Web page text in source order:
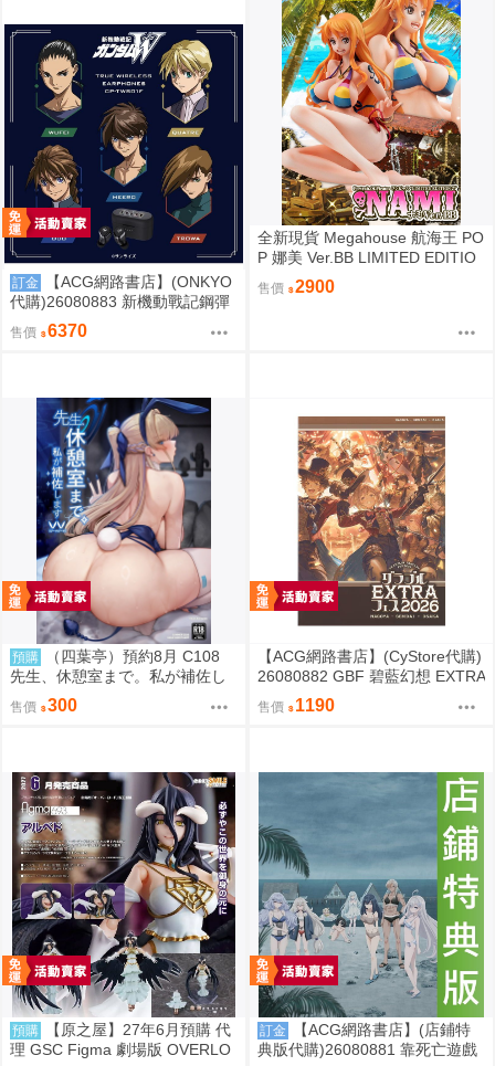
訂金
【ACG網路書店】(ONKYO
代購)26080883 新機動戰記鋼彈
W 聯名耳機 CP-TWS01F
售價 6370
全新現貨 Megahouse 航海王 PO
P 娜美 Ver.BB LIMITED EDITIO
N PVC
售價 2900
預購
（四葉亭）預約8月 C108
先生、休憩室まで。私が補佐し
ますVV かのぱん
售價 300
【ACG網路書店】(CyStore代購)
26080882 GBF 碧藍幻想 EXTRA
Fes 2026 場刊 附:序號
售價 1190
預購
【原之屋】27年6月預購 代
理 GSC Figma 劇場版 OVERLO
訂金
【ACG網路書店】(店鋪特
典版代購)26080881 靠死亡遊戲